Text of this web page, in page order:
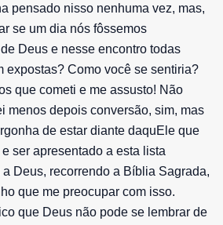
pensado nisso nenhuma vez, mas,
se um dia nós fôssemos
Deus e nesse encontro todas
expostas? Como você se sentiria?
que cometi e me assusto! Não
menos depois conversão, sim, mas
de estar diante daquEle que
ser apresentado a esta lista
Deus, recorrendo a Bíblia Sagrada,
que me preocupar com isso.
que Deus não pode se lembrar de